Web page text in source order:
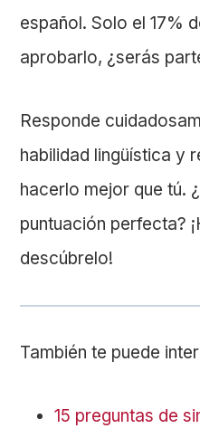
español. Solo el 17%
aprobarlo, ¿serás
Responde
habilidad lingüística y
hacerlo mejor que tú.
puntuación perfecta?
descúbrelo!
También te puede
15 preguntas de